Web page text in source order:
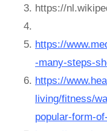
https://
https://
-many-steps-
https://
living/fitness/
popular-form-